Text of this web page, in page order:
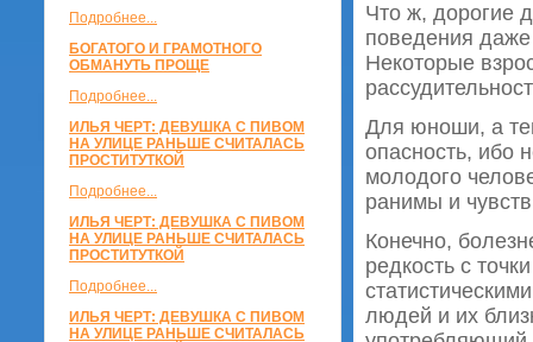
Подробнее...
БОГАТОГО И ГРАМОТНОГО
ОБМАНУТЬ ПРОЩЕ
Подробнее...
ИЛЬЯ ЧЕРТ: ДЕВУШКА С ПИВОМ
НА УЛИЦЕ РАНЬШЕ СЧИТАЛАСЬ
ПРОСТИТУТКОЙ
Подробнее...
ИЛЬЯ ЧЕРТ: ДЕВУШКА С ПИВОМ
НА УЛИЦЕ РАНЬШЕ СЧИТАЛАСЬ
ПРОСТИТУТКОЙ
Подробнее...
ИЛЬЯ ЧЕРТ: ДЕВУШКА С ПИВОМ
НА УЛИЦЕ РАНЬШЕ СЧИТАЛАСЬ
Что ж, дорогие
поведения
Некоторые
Для юноши, а
опасность, ибо
молодого
ранимы и
Конечно,
редкость с
людей и их